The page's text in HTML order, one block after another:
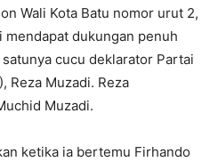
Wali Kota Batu nomor urut 2,
mendapat dukungan penuh
cucu deklarator Partai
Reza Muzadi. Reza
Muzadi.
ketika ia bertemu Firhando